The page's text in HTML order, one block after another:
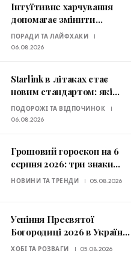
Інтуїтивне харчування
допомагає змінити
ставлення до їжі: які
принципи радять
ПОРАДИ ТА ЛАЙФХАКИ
06.08.2026
Starlink в літаках стає
новим стандартом: які
авіакомпанії вже
пропонують супутниковий
ПОДОРОЖІ ТА ВІДПОЧИНОК
06.08.2026
Грошовий гороскоп на 6
серпня 2026: три знаки
Зодіаку отримають шанс
НОВИНИ ТА ТРЕНДИ 05.08.2026
Успіння Пресвятої
Богородиці 2026 в Україні:
дата святкування та
ХОБІ ТА РОЗВАГИ 05.08.2026